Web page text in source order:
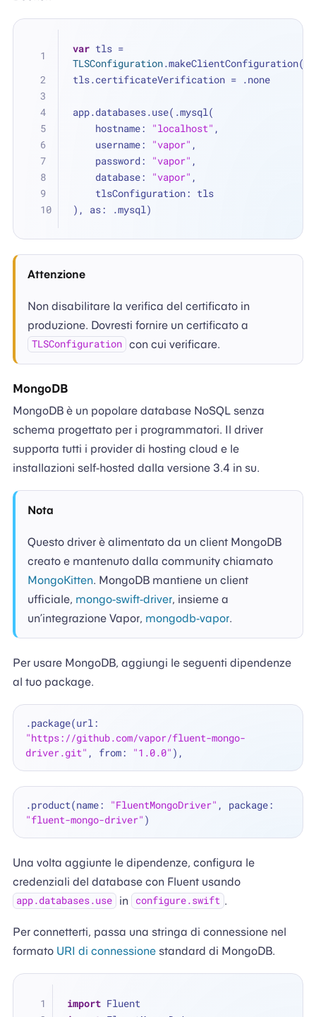
var tls =
TLSConfiguration.makeClientConfiguration()
tls.certificateVerification = .none
app.databases.use(.mysql(
    hostname:
"localhost" ,
    username:
"vapor" ,
    password:
"vapor" ,
    database:
"vapor" ,
    tlsConfiguration: tls
), as: .mysql)
Attenzione
Non disabilitare la verifica del certificato in
produzione. Dovresti fornire un certificato a
TLSConfiguration con cui verificare.
MongoDB
MongoDB è un popolare database NoSQL senza
schema progettato per i programmatori. Il driver
supporta tutti i provider di hosting cloud e le
installazioni self-hosted dalla versione 3.4 in su.
Nota
Questo driver è alimentato da un client MongoDB
creato e mantenuto dalla community chiamato
MongoKitten. MongoDB mantiene un client
ufficiale, mongo-swift-driver, insieme a
un’integrazione Vapor, mongodb-vapor.
Per usare MongoDB, aggiungi le seguenti dipendenze
al tuo package.
"https://github.com/vapor/fluent-mongo-
driver.git" , from: "1.0.0"
.product(name: "FluentMongoDriver"
"fluent-mongo-driver"
Una volta aggiunte le dipendenze, configura le
credenziali del database con Fluent usando
app.databases.use in configure.swift .
Per connetterti, passa una stringa di connessione nel
formato URI di connessionestandard di MongoDB.
import Fluent